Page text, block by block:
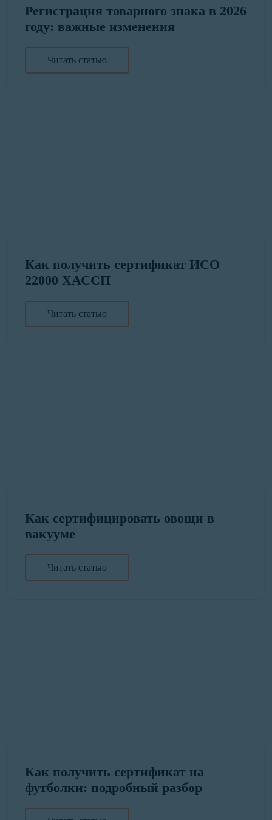
Регистрация товарного знака в 2026
году: важные изменения
Читать статью
Как получить сертификат ИСО
22000 ХАССП
Читать статью
Как сертифицировать овощи в
вакууме
Читать статью
Как получить сертификат на
футболки: подробный разбор